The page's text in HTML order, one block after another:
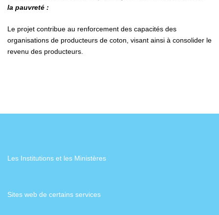
la pauvreté :
Le projet contribue au renforcement des capacités des
organisations de producteurs de coton, visant ainsi à consolider le
revenu des producteurs.
Les Institutions et les Ministères
Sites web de certains services